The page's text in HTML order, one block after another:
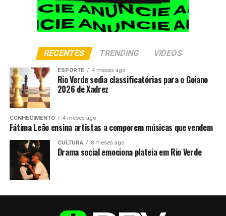
RECENTES TRENDING VIDEOS
ESPORTE 4 meses ago
Rio Verde sedia classificatórias para o Goiano
2026 de Xadrez
CONHECIMENTO 4 meses ago
Fátima Leão ensina artistas a comporem músicas que vendem
CULTURA 8 meses ago
Drama social emociona plateia em Rio Verde